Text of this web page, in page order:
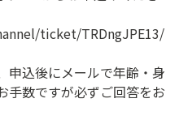
ticket/TRDngJPE13/
申込後にメールで年齢・身
手数ですが必ずご回答をお